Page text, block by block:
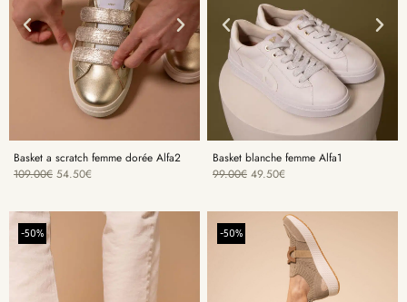
Basket a scratch femme dorée Alfa2
109.00€ 54.50€
Basket blanche femme Alfa1
99.00€ 49.50€
-50% -50%